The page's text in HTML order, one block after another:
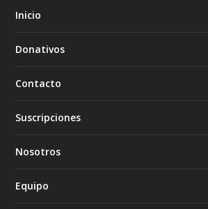
Inicio
Donativos
Contacto
Suscripciones
Nosotros
Equipo